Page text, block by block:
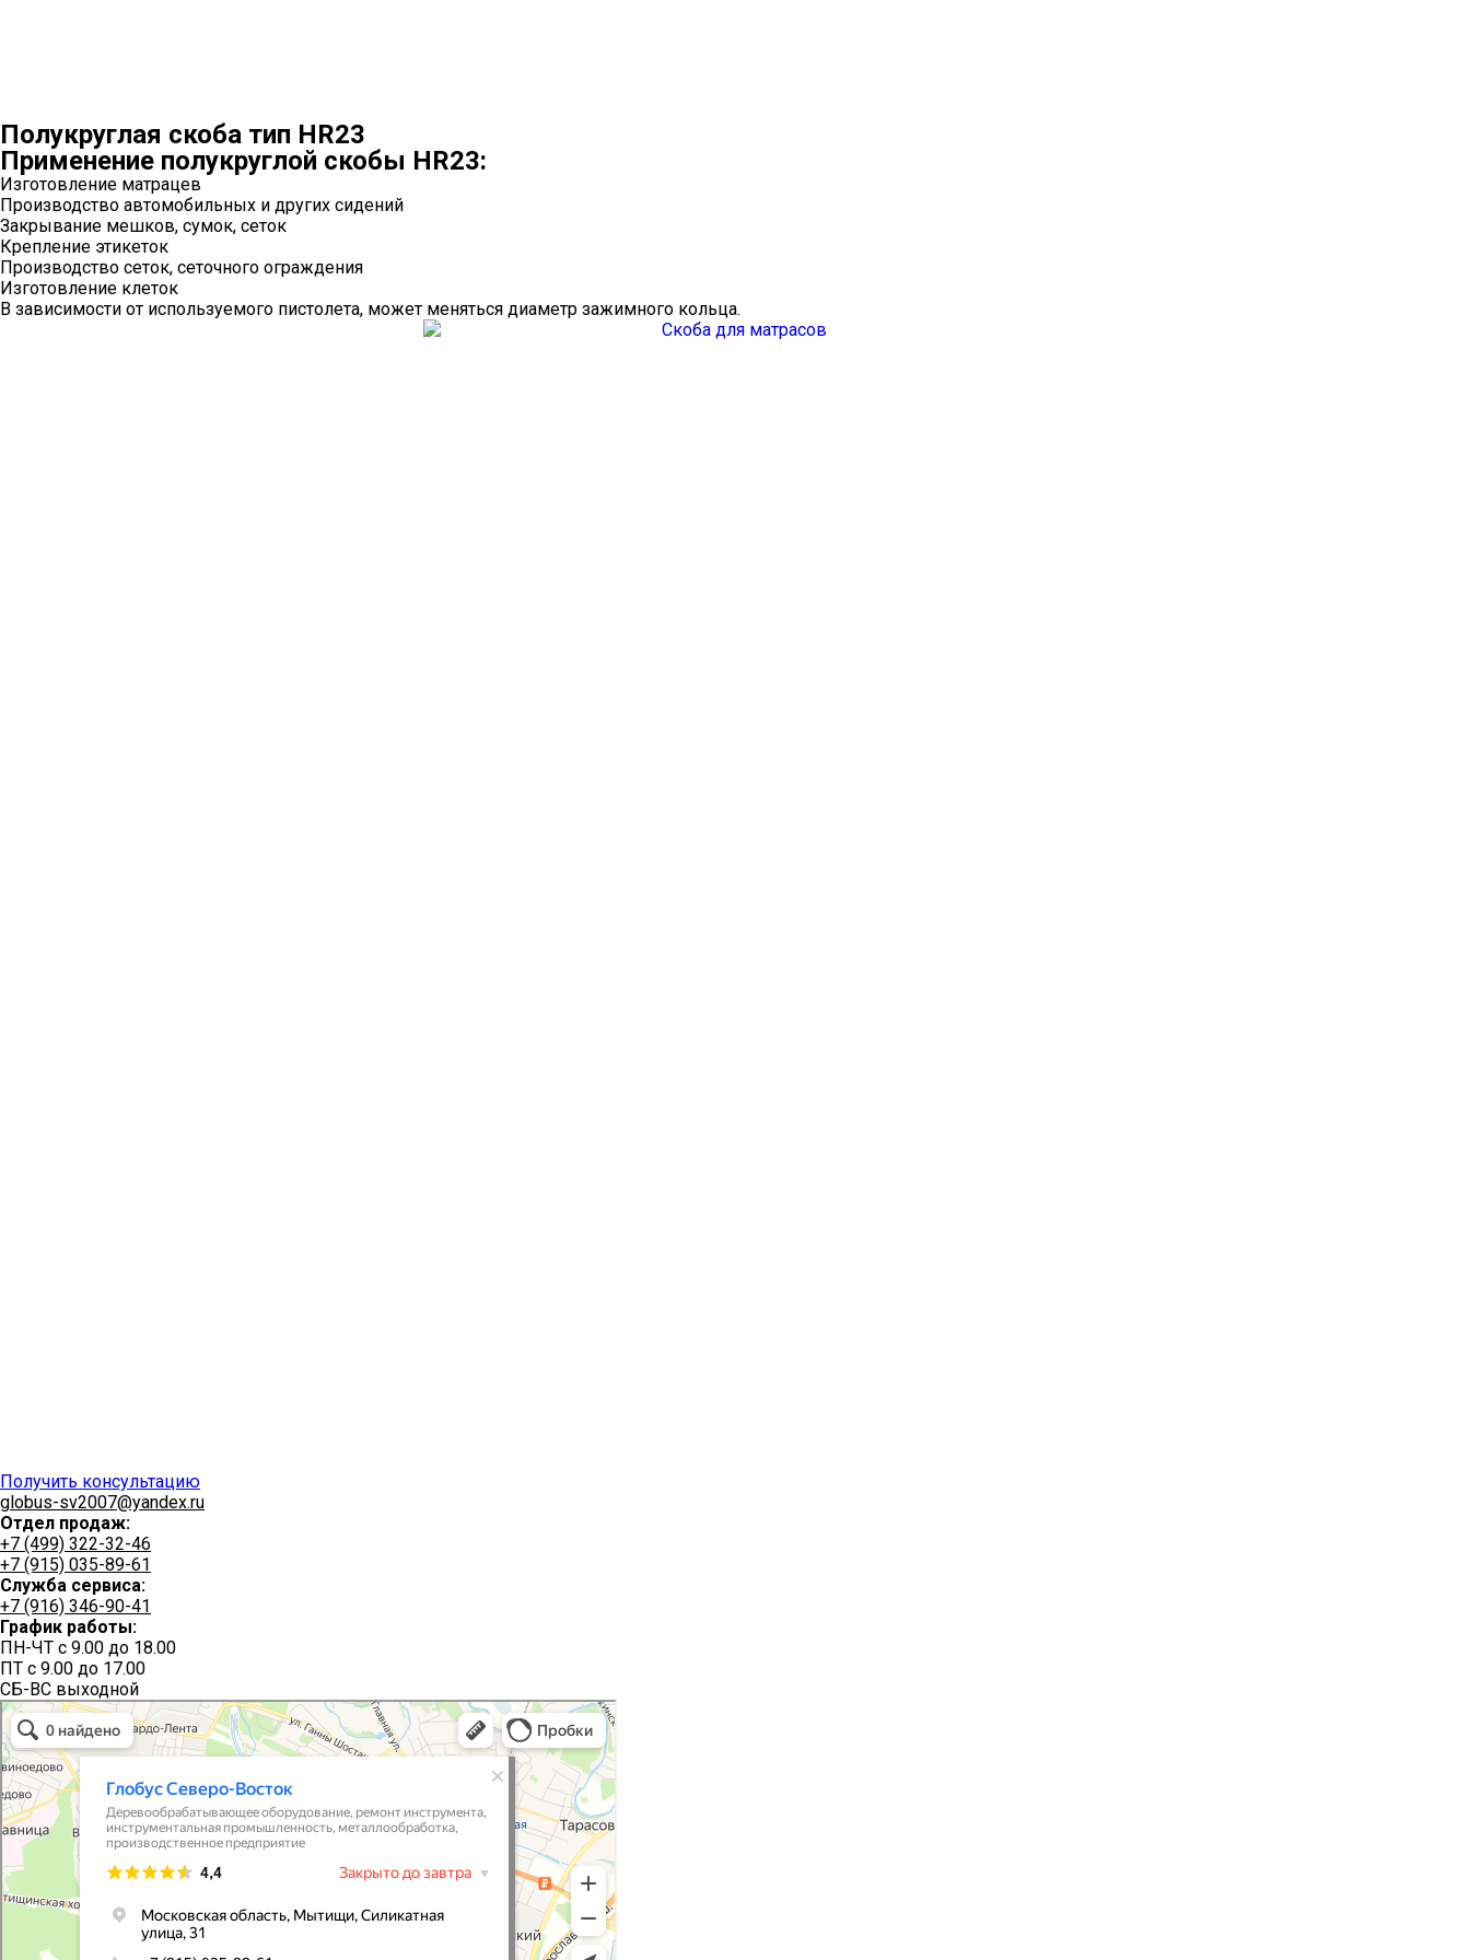
Полукруглая скоба тип HR23
Применение полукруглой скобы HR23:
Изготовление матрацев
Производство автомобильных и других сидений
Закрывание мешков, сумок, сеток
Крепление этикеток
Производство сеток, сеточного ограждения
Изготовление клеток
В зависимости от используемого пистолета, может меняться диаметр зажимного кольца.
Получить консультацию
globus-sv2007@yandex.ru
Отдел продаж:
+7 (499) 322-32-46
+7 (915) 035-89-61
Служба сервиса:
+7 (916) 346-90-41
График работы:
ПН-ЧТ с 9.00 до 18.00
ПТ с 9.00 до 17.00
СБ-ВС выходной
Глобус Северо-Восток
Производственное предприятие в Мытищах